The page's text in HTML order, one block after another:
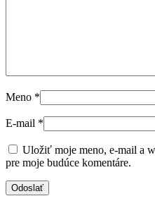
Meno *
E-mail *
Uložiť moje meno, e-mail a
pre moje budúce komentáre.